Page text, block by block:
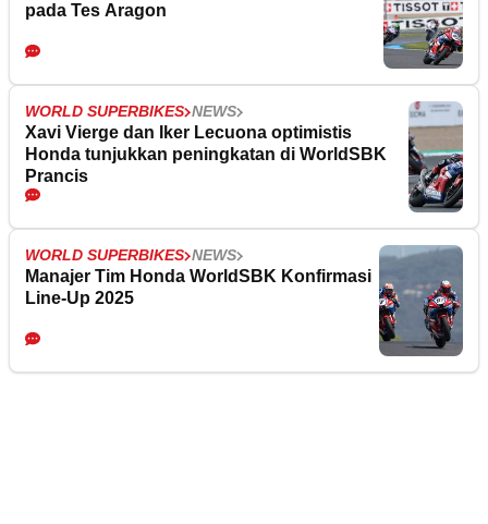
pada Tes Aragon
WORLD SUPERBIKES NEWS
Xavi Vierge dan Iker Lecuona optimistis
Honda tunjukkan peningkatan di WorldSBK
Prancis
WORLD SUPERBIKES NEWS
Manajer Tim Honda WorldSBK Konfirmasi
Line-Up 2025